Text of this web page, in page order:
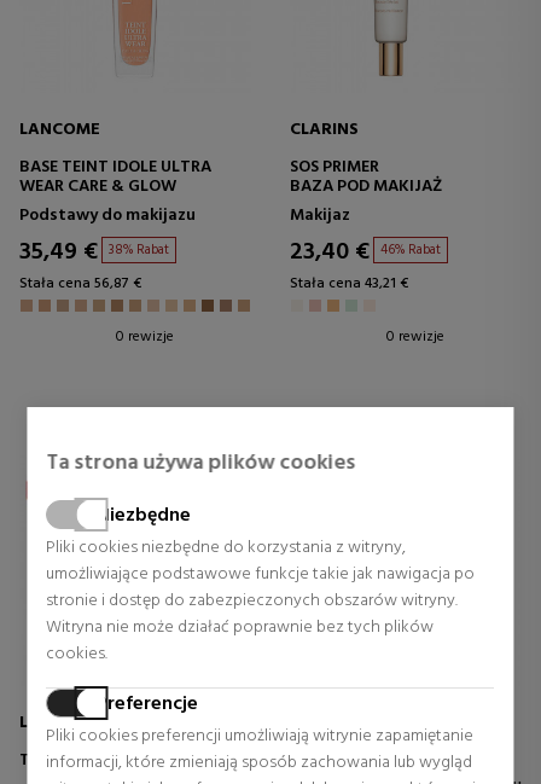
Ta strona używa plików cookies
Niezbędne
Pliki cookies niezbędne do korzystania z witryny,
umożliwiające podstawowe funkcje takie jak nawigacja po
stronie i dostęp do zabezpieczonych obszarów witryny.
Witryna nie może działać poprawnie bez tych plików
cookies.
Preferencje
Pliki cookies preferencji umożliwiają witrynie zapamiętanie
informacji, które zmieniają sposób zachowania lub wygląd
LANCOME
BASE TEINT IDOLE ULTRA
WEAR CARE & GLOW
Podstawy do makijazu
35,49 € 38% Rabat
Stała cena 56,87 €
0 rewizje
CLARINS
SOS PRIMER
BAZA POD MAKIJAŻ
Makijaz
23,40 € 46% Rabat
Stała cena 43,21 €
0 rewizje
LANCOME
TEINT IDOLE ULTRA WEAR
CLARINS
SKIN DETOX FLUID